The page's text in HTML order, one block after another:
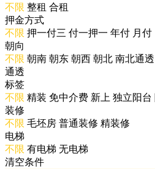
不限 整租 合租
押金方式
不限 押一付三 付一押一 年付 月付
朝向
不限 朝南 朝东 朝西 朝北 南北通透
通透
标签
不限 精装 免中介费 新上 独立阳台
装修
不限 毛坯房 普通装修 精装修
电梯
不限 有电梯 无电梯
清空条件